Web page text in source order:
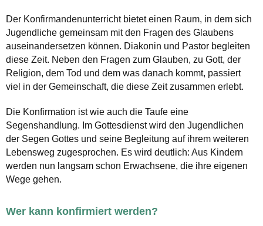
Der Konfirmandenunterricht bietet einen Raum, in dem sich
Jugendliche gemeinsam mit den Fragen des Glaubens
auseinandersetzen können. Diakonin und Pastor begleiten
diese Zeit. Neben den Fragen zum Glauben, zu Gott, der
Religion, dem Tod und dem was danach kommt, passiert
viel in der Gemeinschaft, die diese Zeit zusammen erlebt.
Die Konfirmation ist wie auch die Taufe eine
Segenshandlung. Im Gottesdienst wird den Jugendlichen
der Segen Gottes und seine Begleitung auf ihrem weiteren
Lebensweg zugesprochen. Es wird deutlich: Aus Kindern
werden nun langsam schon Erwachsene, die ihre eigenen
Wege gehen.
Wer kann konfirmiert werden?